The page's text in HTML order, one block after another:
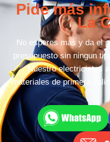
Pide más
La
No esperes mas y da el
presupuesto sin ningun
Nuestro electricistas
materiales de primera